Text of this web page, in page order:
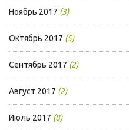
Ноябрь 2017 (3)
Октябрь 2017 (5)
Сентябрь 2017 (2)
Август 2017 (2)
Июль 2017 (8)